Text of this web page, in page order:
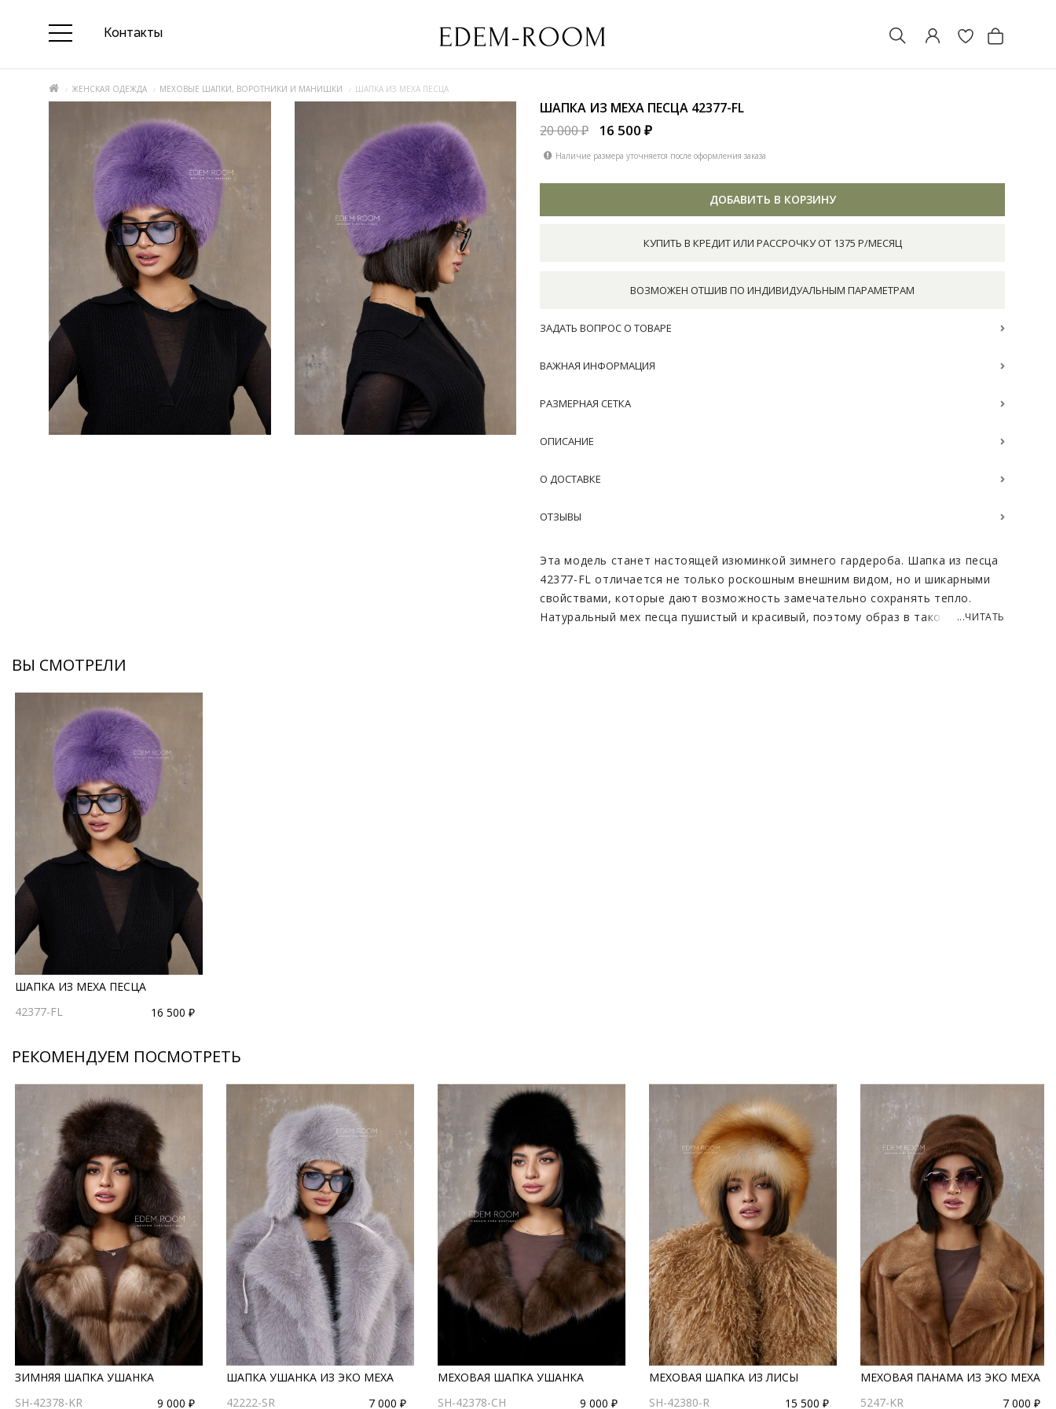
Контакты
ЖЕНСКАЯ ОДЕЖДА МЕХОВЫЕ ШАПКИ, ВОРОТНИКИ И МАНИШКИ ШАПКА ИЗ МЕХА ПЕСЦА
ШАПКА ИЗ МЕХА ПЕСЦА 42377-FL
20 000 ₽
16 500 ₽
Наличие размера уточняется после оформления заказа
ДОБАВИТЬ В КОРЗИНУ
КУПИТЬ В КРЕДИТ ИЛИ РАССРОЧКУ ОТ 1375 Р/МЕСЯЦ
ВОЗМОЖЕН ОТШИВ ПО ИНДИВИДУАЛЬНЫМ ПАРАМЕТРАМ
ЗАДАТЬ ВОПРОС О ТОВАРЕ
ВАЖНАЯ ИНФОРМАЦИЯ
РАЗМЕРНАЯ СЕТКА
ОПИСАНИЕ
О ДОСТАВКЕ
ОТЗЫВЫ
Эта модель станет настоящей изюминкой зимнего гардероба. Шапка из песца
42377-FL отличается не только роскошным внешним видом, но и шикарными
свойствами, которые дают возможность замечательно сохранять тепло.
Натуральный мех песца пушистый и красивый, поэтому образ в такой шапке
...ЧИТАТЬ
ВЫ СМОТРЕЛИ
ШАПКА ИЗ МЕХА ПЕСЦА
42377-FL
16 500 ₽
РЕКОМЕНДУЕМ ПОСМОТРЕТЬ
ЗИМНЯЯ ШАПКА УШАНКА
SH-42378-KR
9 000 ₽
ШАПКА УШАНКА ИЗ ЭКО МЕХА
42222-SR
7 000 ₽
МЕХОВАЯ ШАПКА УШАНКА
SH-42378-CH
9 000 ₽
МЕХОВАЯ ШАПКА ИЗ ЛИСЫ
SH-42380-R
15 500 ₽
МЕХОВАЯ ПАНАМА ИЗ ЭКО МЕХА
5247-KR
7 000 ₽